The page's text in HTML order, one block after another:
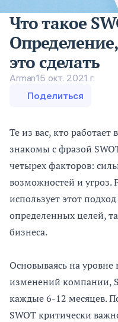
Что такое
это сделать
Arman15 окт. 2021 г.
Поделиться
Те из вас, кто работает
знакомы с фразой
четырех факторов:
возможностей и угроз.
использует этот
определенных целей,
бизнеса.
Основываясь на
изменений компании,
каждые 6-12 месяцев.
SWOT критически